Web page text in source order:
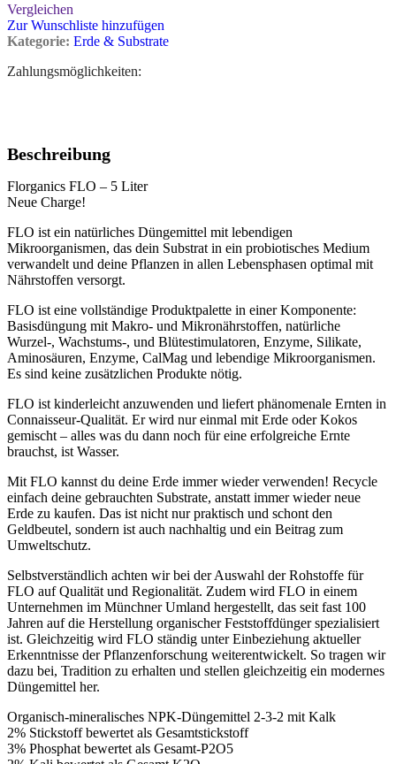
Vergleichen
Zur Wunschliste hinzufügen
Kategorie: Erde & Substrate
Zahlungsmöglichkeiten:
Beschreibung
Florganics FLO – 5 Liter
Neue Charge!
FLO ist ein natürliches Düngemittel mit lebendigen
Mikroorganismen, das dein Substrat in ein probiotisches Medium
verwandelt und deine Pflanzen in allen Lebensphasen optimal mit
Nährstoffen versorgt.
FLO ist eine vollständige Produktpalette in einer Komponente:
Basisdüngung mit Makro- und Mikronährstoffen, natürliche
Wurzel-, Wachstums-, und Blütestimulatoren, Enzyme, Silikate,
Aminosäuren, Enzyme, CalMag und lebendige Mikroorganismen.
Es sind keine zusätzlichen Produkte nötig.
FLO ist kinderleicht anzuwenden und liefert phänomenale Ernten in
Connaisseur-Qualität. Er wird nur einmal mit Erde oder Kokos
gemischt – alles was du dann noch für eine erfolgreiche Ernte
brauchst, ist Wasser.
Mit FLO kannst du deine Erde immer wieder verwenden! Recycle
einfach deine gebrauchten Substrate, anstatt immer wieder neue
Erde zu kaufen. Das ist nicht nur praktisch und schont den
Geldbeutel, sondern ist auch nachhaltig und ein Beitrag zum
Umweltschutz.
Selbstverständlich achten wir bei der Auswahl der Rohstoffe für
FLO auf Qualität und Regionalität. Zudem wird FLO in einem
Unternehmen im Münchner Umland hergestellt, das seit fast 100
Jahren auf die Herstellung organischer Feststoffdünger spezialisiert
ist. Gleichzeitig wird FLO ständig unter Einbeziehung aktueller
Erkenntnisse der Pflanzenforschung weiterentwickelt. So tragen wir
dazu bei, Tradition zu erhalten und stellen gleichzeitig ein modernes
Düngemittel her.
Organisch-mineralisches NPK-Düngemittel 2-3-2 mit Kalk
2% Stickstoff bewertet als Gesamtstickstoff
3% Phosphat bewertet als Gesamt-P2O5